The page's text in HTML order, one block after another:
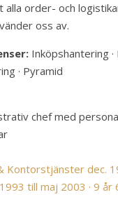
alla order- och
oss av.
Inköpshantering ·
· Pyramid
chef med
Kontorstjänster dec.
till maj 2003 · 9 år